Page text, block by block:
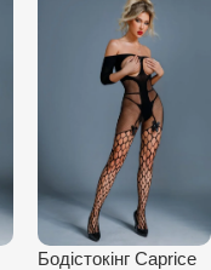
Бодістокінг Caprice